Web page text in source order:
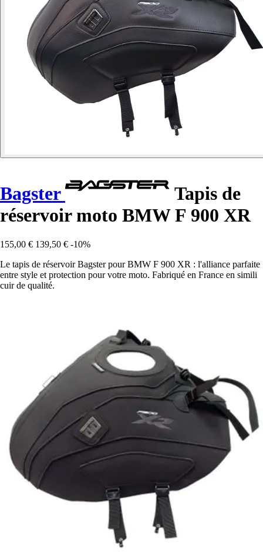
Bagster
Tapis de
réservoir moto BMW F 900 XR
155,00 € 139,50 € -10%
Le tapis de réservoir Bagster pour BMW F 900 XR : l'alliance parfaite
entre style et protection pour votre moto. Fabriqué en France en simili
cuir de qualité.